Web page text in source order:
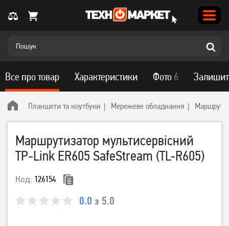
Планшети та ноутбуки Мережеве обладнання
Маршрутизатор мультисервісний
TP-Link ER605 SafeStream (TL-R605)
Код: 126154
0.0 з 5.0
Все про товар Характеристики Фото 6